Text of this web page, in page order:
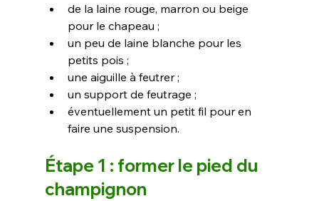
de la laine rouge, marron ou beige
pour le chapeau ;
un peu de laine blanche pour les
petits pois ;
une aiguille à feutrer ;
un support de feutrage ;
éventuellement un petit fil pour en
faire une suspension.
Étape 1 : former le pied du
champignon